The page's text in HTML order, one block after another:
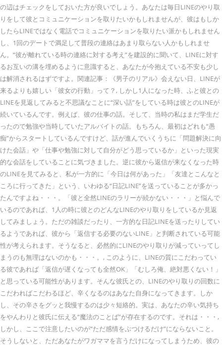
の辺はチェックをしておいた方が良いでしょう。あなたは毎日LINEのやり取
りをして彼とコミュニケーションを取りたいかもしれませんが、彼はもしか
したらLINEではなく電話でコミュニケーションを取りたい派かもしれません
し、1回のデートで満足して普段の連絡はあまり取らない人かもしれませ
ん。“彼が離れている時の連絡に対する考え”を建設的に聞いて、LINEに対す
るお互いの溝を埋めるように意識すると、あなたが今抱えている不安も少し
は解消されるはずですよ。関連記事：《男子のリアル》会えない日、LINEが
来るよりも嬉しい「彼女の行動」って？, しかし1人になった時、ふと彼との
LINEを見返してみると不思議なことに“深い話”をしている時は彼とのLINEが
続いているんです。例えば、彼の仕事の話。そして、当時の私はまだ学生だ
ったので勉強や当時していたアルバイトの話。もちろん、最初はどれも“愚
痴”からスタートしているんですけど、話が進んでいくうちに「問題解決に向
けた会話」や「仕事や勉強に対して自分がどう思っているか」といった現実
的な会話をしていることに気づきました。逆に彼から返信が来なくなった時
のLINEを見てみると、私が一方的に「今日は何があった」「友達とこんなと
ころに行ってきた」という、いわゆる“日記LINE”を送っていることが多かっ
たんですよね・・・。「彼と全然LINEのラリーが続かない・・・」と悩んで
いるのであれば、1人の時に彼とのどんなLINEのやり取りをしているか見返
してみましょう。ただの雑談だったり、一方的な日記LINEを送ったりしてい
るようであれば、彼から「返信する必要のないLINE」と判断されている可能
性が考えられます。そうなると、必然的にLINEのやり取りが減っていってし
まうのも無理はないのかも・・・。, このように、LINEの質にこだわってい
る彼であれば「返信が遅くなっても全然OK」「むしろ俺、絶対悪くない！」
と思っている可能性があります。そんな彼氏との、LINEのやり取りの回数に
こだわればこだわるほど、辛くなるのはあなた自身になってきます。しか
し、その辛さをグッと我慢するのは少々短絡的。実は、あなたの辛い気持ち
をやんわりと彼氏に伝える“魔法のことば”が存在するのです。それは・・・,
しかし、ここで注意したいのが“ただ感情をぶつけるだけ”にならないこと。
そうしないと、ただあなたがワガママを言うだけになってしまうため、彼の